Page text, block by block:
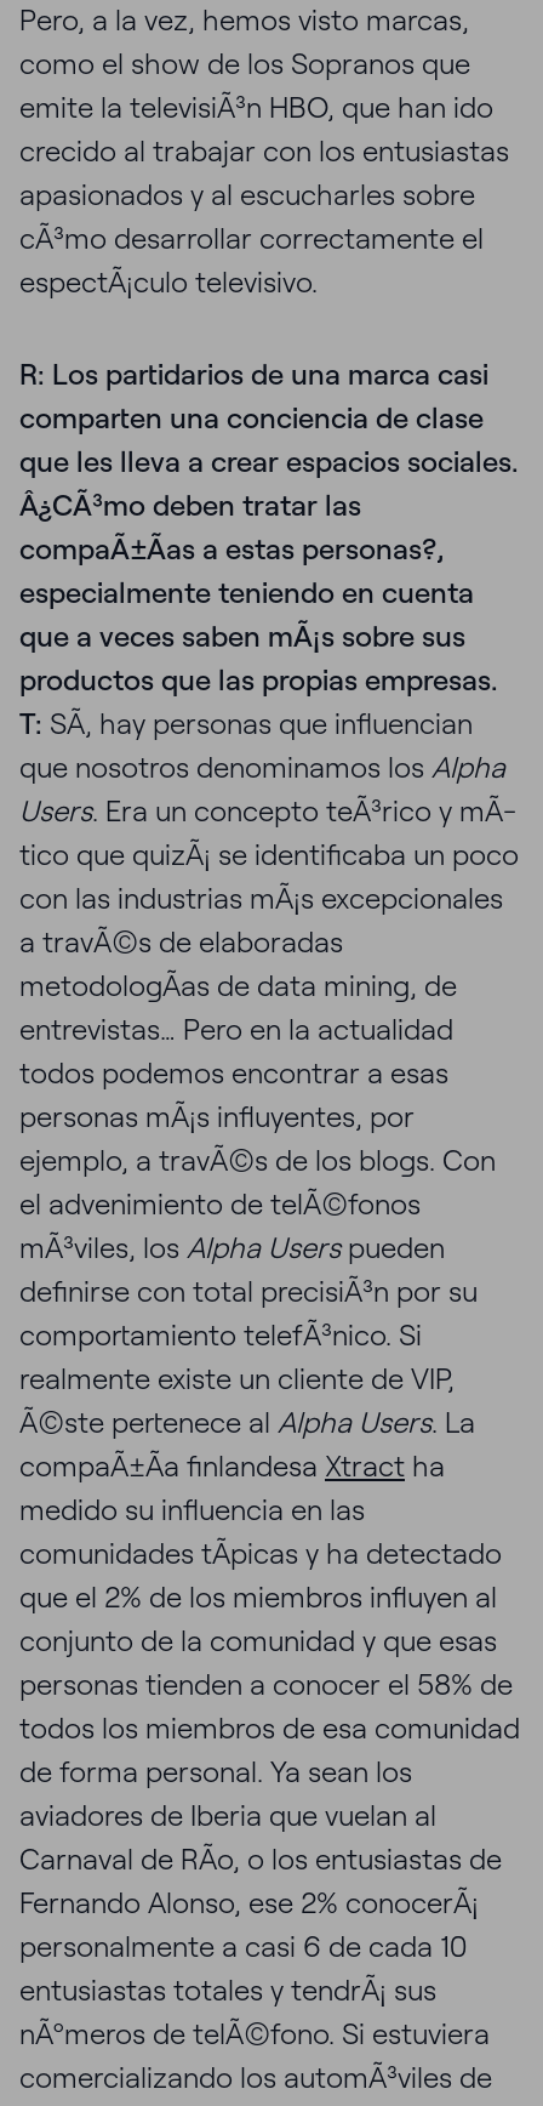
Pero, a la vez, hemos visto marcas,
como el show de los Sopranos que
emite la televisiÃ³n HBO, que han ido
crecido al trabajar con los entusiastas
apasionados y al escucharles sobre
cÃ³mo desarrollar correctamente el
espectÃ¡culo televisivo.
R: Los partidarios de una marca casi
comparten una conciencia de clase
que les lleva a crear espacios sociales.
Â¿CÃ³mo deben tratar las
compaÃ±Ã­as a estas personas?,
especialmente teniendo en cuenta
que a veces saben mÃ¡s sobre sus
productos que las propias empresas.
T: SÃ­, hay personas que influencian
que nosotros denominamos los Alpha
Users. Era un concepto teÃ³rico y mÃ­
tico que quizÃ¡ se identificaba un poco
con las industrias mÃ¡s excepcionales
a travÃ©s de elaboradas
metodologÃ­as de data mining, de
entrevistas… Pero en la actualidad
todos podemos encontrar a esas
personas mÃ¡s influyentes, por
ejemplo, a travÃ©s de los blogs. Con
el advenimiento de telÃ©fonos
mÃ³viles, los Alpha Userspueden
definirse con total precisiÃ³n por su
comportamiento telefÃ³nico. Si
realmente existe un cliente de VIP,
Ã©ste pertenece al Alpha Users. La
compaÃ±Ã­a finlandesa Xtract ha
medido su influencia en las
comunidades tÃ­picas y ha detectado
que el 2% de los miembros influyen al
conjunto de la comunidad y que esas
personas tienden a conocer el 58% de
todos los miembros de esa comunidad
de forma personal. Ya sean los
aviadores de Iberia que vuelan al
Carnaval de RÃ­o, o los entusiastas de
Fernando Alonso, ese 2% conocerÃ¡
personalmente a casi 6 de cada 10
entusiastas totales y tendrÃ¡ sus
nÃºmeros de telÃ©fono. Si estuviera
comercializando los automÃ³viles de